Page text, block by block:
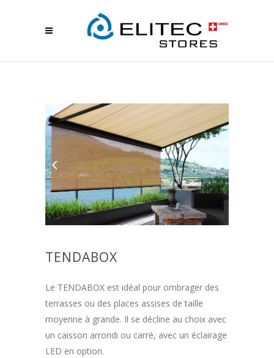
TENDABOX
Le TENDABOX est idéal pour ombrager des
terrasses ou des places assises de taille
moyenne à grande. Il se décline au choix avec
un caisson arrondi ou carré, avec un éclairage
LED en option.